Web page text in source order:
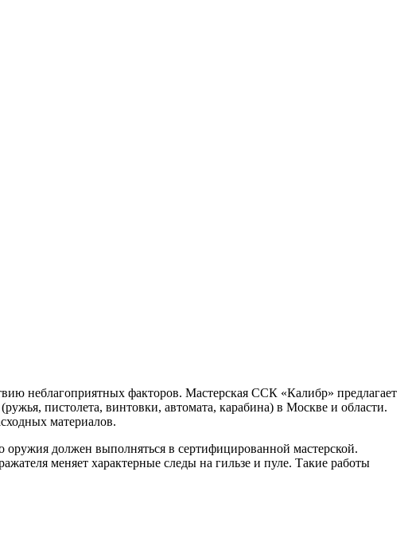
неблагоприятных факторов. Мастерская ССК «Калибр» предлагает
пистолета, винтовки, автомата, карабина) в Москве и области.
материалов.
оружия должен выполняться в сертифицированной мастерской.
меняет характерные следы на гильзе и пуле. Такие работы